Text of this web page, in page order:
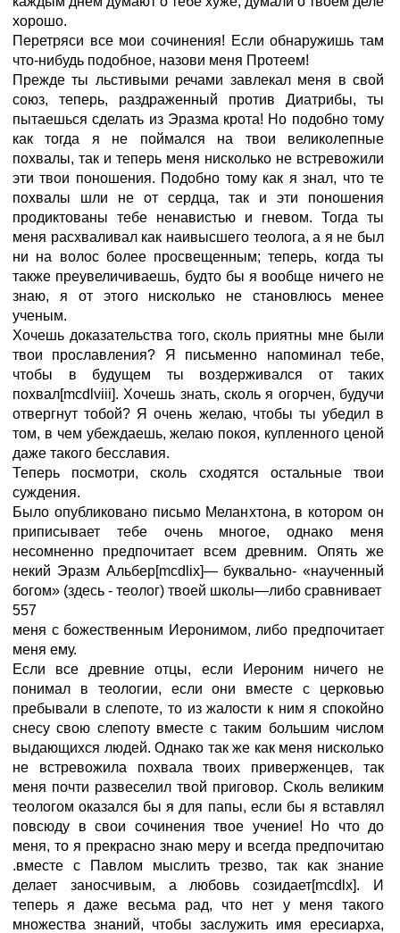
хорошо.
Перетряси все мои сочинения! Если обнаружишь там
что-нибудь подобное, назови меня Протеем!
Прежде ты льстивыми речами завлекал меня в свой
союз, теперь, раздраженный против Диатрибы, ты
пытаешься сделать из Эразма крота! Но подобно тому
как тогда я не поймался на твои великолепные
похвалы, так и теперь меня нисколько не встревожили
эти твои поношения. Подобно тому как я знал, что те
похвалы шли не от сердца, так и эти поношения
продиктованы тебе ненавистью и гневом. Тогда ты
меня расхваливал как наивысшего теолога, а я не был
ни на волос более просвещенным; теперь, когда ты
также преувеличиваешь, будто бы я вообще ничего не
знаю, я от этого нисколько не становлюсь менее
ученым.
Хочешь доказательства того, сколь приятны мне были
твои прославления? Я письменно напоминал тебе,
чтобы в будущем ты воздерживался от таких
похвал[mcdlviii]. Хочешь знать, сколь я огорчен, будучи
отвергнут тобой? Я очень желаю, чтобы ты убедил в
том, в чем убеждаешь, желаю покоя, купленного ценой
даже такого бесславия.
Теперь посмотри, сколь сходятся остальные твои
суждения.
Было опубликовано письмо Меланхтона, в котором он
приписывает тебе очень многое, однако меня
несомненно предпочитает всем древним. Опять же
некий Эразм Альбер[mcdlix]— буквально- «наученный
богом» (здесь - теолог) твоей школы—либо сравнивает
557
меня с божественным Иеронимом, либо предпочитает
меня ему.
Если все древние отцы, если Иероним ничего не
понимал в теологии, если они вместе с церковью
пребывали в слепоте, то из жалости к ним я спокойно
снесу свою слепоту вместе с таким большим числом
выдающихся людей. Однако так же как меня нисколько
не встревожила похвала твоих приверженцев, так
меня почти развеселил твой приговор. Сколь великим
теологом оказался бы я для папы, если бы я вставлял
повсюду в свои сочинения твое учение! Но что до
меня, то я прекрасно знаю меру и всегда предпочитаю
.вместе с Павлом мыслить трезво, так как знание
делает заносчивым, а любовь созидает[mcdlx]. И
теперь я даже весьма рад, что нет у меня такого
множества знаний, чтобы заслужить имя ересиарха,